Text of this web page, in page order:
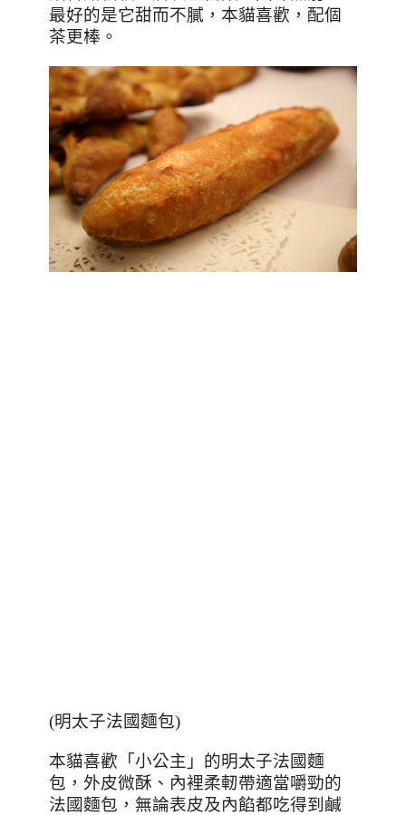
最好的是它甜而不膩，本貓喜歡，配個
茶更棒。
(明太子法國麵包)
本貓喜歡「小公主」的明太子法國麵
包，外皮微酥、內裡柔軔帶適當嚼勁的
法國麵包，無論表皮及內餡都吃得到鹹